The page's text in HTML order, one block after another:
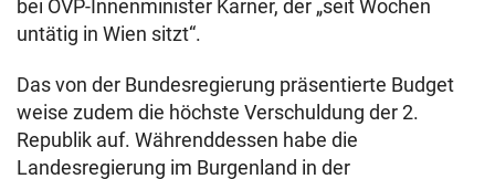
bei ÖVP-Innenminister Karner, der „seit Wochen
untätig in Wien sitzt“.
Das von der Bundesregierung präsentierte Budget
weise zudem die höchste Verschuldung der 2.
Republik auf. Währenddessen habe die
Landesregierung im Burgenland in der